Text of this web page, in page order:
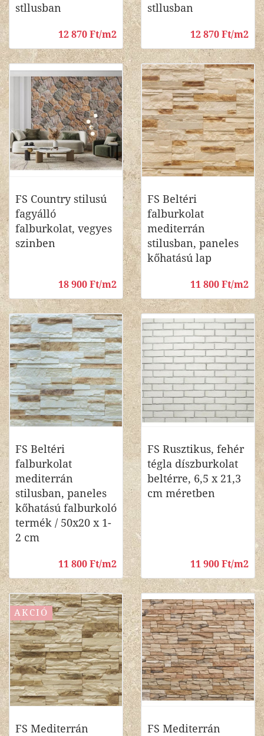
stllusban
12 870 Ft/m2
stllusban
12 870 Ft/m2
FS Country stilusú
fagyálló
falburkolat, vegyes
szinben
18 900 Ft/m2
FS Beltéri
falburkolat
mediterrán
stilusban, paneles
kőhatású lap
11 800 Ft/m2
FS Beltéri
falburkolat
mediterrán
stilusban, paneles
kőhatású falburkoló
termék / 50x20 x 1-
2 cm
11 800 Ft/m2
FS Rusztikus, fehér
tégla díszburkolat
beltérre, 6,5 x 21,3
cm méretben
11 900 Ft/m2
AKCIÓ
FS Mediterrán FS Mediterrán